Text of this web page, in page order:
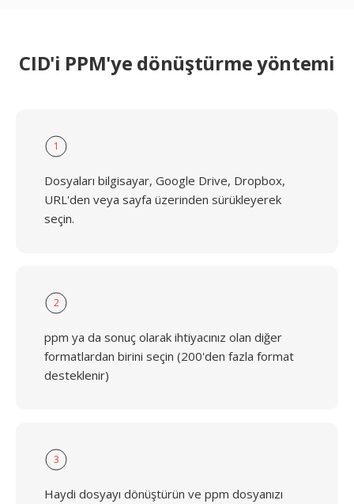
CID'i PPM'ye dönüştürme yöntemi
1
Dosyaları bilgisayar, Google Drive, Dropbox,
URL'den veya sayfa üzerinden sürükleyerek
seçin.
2
ppm ya da sonuç olarak ihtiyacınız olan diğer
formatlardan birini seçin (200'den fazla format
desteklenir)
3
Haydi dosyayı dönüştürün ve ppm dosyanızı